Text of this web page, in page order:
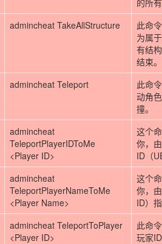
的所
admincheat TakeAllStructure
此命
为属
有结
结束。
admincheat Teleport
此命
动角
撞。
admincheat
TeleportPlayerIDToMe
<Player ID>
这个
你，
ID（
admincheat
TeleportPlayerNameToMe
<Player Name>
这个
你，
ID）
admincheat TeleportToPlayer
<Player ID>
此命
玩家